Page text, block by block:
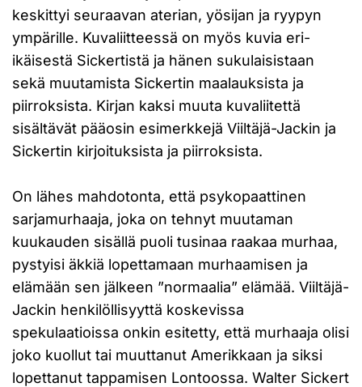
keskittyi seuraavan aterian, yösijan ja ryypyn
ympärille. Kuvaliitteessä on myös kuvia eri-
ikäisestä Sickertistä ja hänen sukulaisistaan
sekä muutamista Sickertin maalauksista ja
piirroksista. Kirjan kaksi muuta kuvaliitettä
sisältävät pääosin esimerkkejä Viiltäjä-Jackin ja
Sickertin kirjoituksista ja piirroksista.
On lähes mahdotonta, että psykopaattinen
sarjamurhaaja, joka on tehnyt muutaman
kuukauden sisällä puoli tusinaa raakaa murhaa,
pystyisi äkkiä lopettamaan murhaamisen ja
elämään sen jälkeen ”normaalia” elämää. Viiltäjä-
Jackin henkilöllisyyttä koskevissa
spekulaatioissa onkin esitetty, että murhaaja olisi
joko kuollut tai muuttanut Amerikkaan ja siksi
lopettanut tappamisen Lontoossa. Walter Sickert